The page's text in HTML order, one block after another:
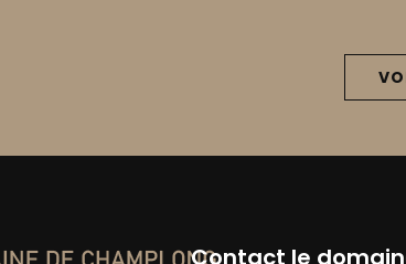
Contact le